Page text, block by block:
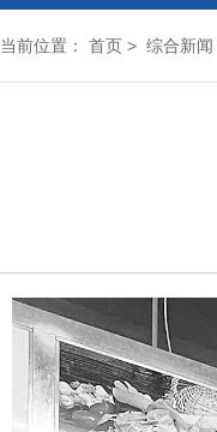
当前位置： 首页 > 综合新闻